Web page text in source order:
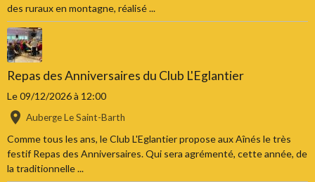
des ruraux en montagne, réalisé ...
Repas des Anniversaires du Club L'Eglantier
Le 09/12/2026à 12:00
Auberge Le Saint-Barth
Comme tous les ans, le Club L'Eglantier propose aux Aînés le très
festif Repas des Anniversaires. Qui sera agrémenté, cette année, de
la traditionnelle ...